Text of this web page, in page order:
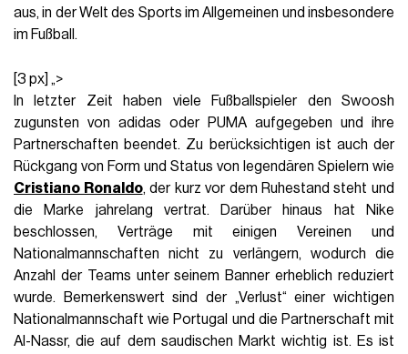
aus, in der Welt des Sports im Allgemeinen und insbesondere
im Fußball.
[3 px] „>
In letzter Zeit haben viele Fußballspieler den Swoosh
zugunsten von adidas oder PUMA aufgegeben und ihre
Partnerschaften beendet. Zu berücksichtigen ist auch der
Rückgang von Form und Status von legendären Spielern wie
Cristiano Ronaldo, der kurz vor dem Ruhestand steht und
die Marke jahrelang vertrat. Darüber hinaus hat Nike
beschlossen, Verträge mit einigen Vereinen und
Nationalmannschaften nicht zu verlängern, wodurch die
Anzahl der Teams unter seinem Banner erheblich reduziert
wurde. Bemerkenswert sind der „Verlust“ einer wichtigen
Nationalmannschaft wie Portugal und die Partnerschaft mit
Al-Nassr, die auf dem saudischen Markt wichtig ist. Es ist